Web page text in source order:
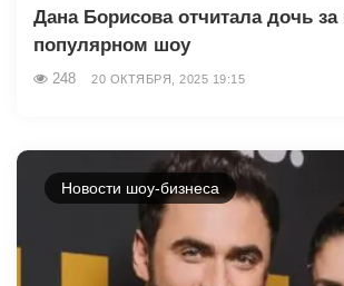
Дана Борисова отчитала дочь
популярном шоу
248 20 ОКТЯБРЯ, 2025 19:15
Новости шоу-бизнеса